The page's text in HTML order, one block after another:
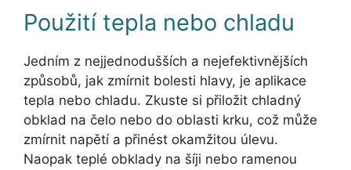
Použití tepla nebo chladu
Jedním z nejjednodušších a nejefektivnějších
způsobů, jak zmírnit bolesti hlavy, je aplikace
tepla nebo chladu. Zkuste si přiložit chladný
obklad na čelo nebo do oblasti krku, což může
zmírnit napětí a přinést okamžitou úlevu.
Naopak teplé obklady na šíji nebo ramenou